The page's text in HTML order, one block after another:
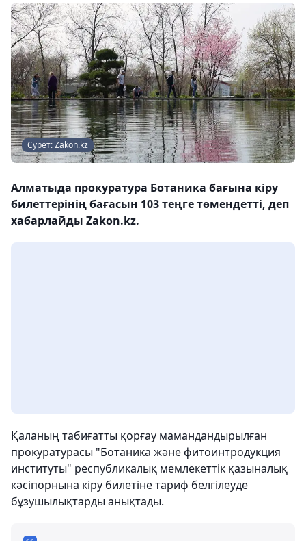
Сурет: Zakon.kz
Алматыда прокуратура Ботаника бағына кіру
билеттерінің бағасын 103 теңге төмендетті, деп
хабарлайды Zakon.kz.
Қаланың табиғатты қорғау мамандандырылған
прокуратурасы "Ботаника және фитоинтродукция
институты" республикалық мемлекеттік қазыналық
кәсіпорнына кіру билетіне тариф белгілеуде
бұзушылықтарды анықтады.